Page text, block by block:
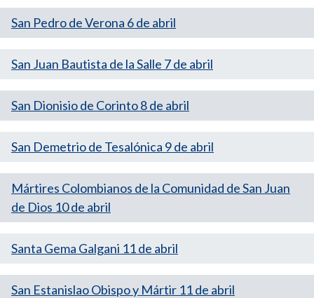
San Pedro de Verona 6 de abril
San Juan Bautista de la Salle 7 de abril
San Dionisio de Corinto 8 de abril
San Demetrio de Tesalónica 9 de abril
Mártires Colombianos de la Comunidad de San Juan
de Dios 10 de abril
Santa Gema Galgani 11 de abril
San Estanislao Obispo y Mártir 11 de abril